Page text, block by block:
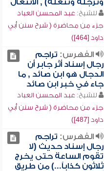
وترجله وتنعله) , الانتعال
للشيخ: عبد المحسن العباد
جزء من محاضرة ( شرح سنن أبي
داود [464])
الفهرس: تراجم
رجال إسناد أثر جابر أن
الدجال هو ابن صائد , ما
جاء في خبر ابن صائد
للشيخ: عبد المحسن العباد
جزء من محاضرة ( شرح سنن أبي
داود [487])
الفهرس: تراجم
رجال إسناد حديث (لا
تقوم الساعة حتى يخرج
ثلاثون كذاباً...) من طريق